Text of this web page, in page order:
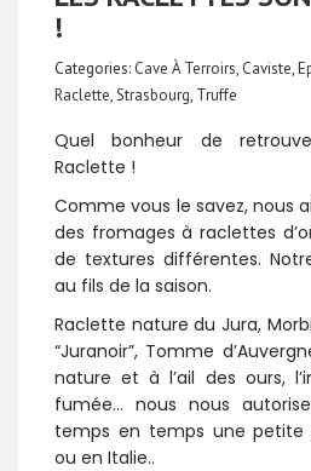
!
Categories: Cave À Terroirs, Caviste,
Raclette,Strasbourg, Truffe
Quel bonheur de
Raclette !
Comme vous le savez, nous
des fromages à raclettes
de textures différentes.
au fils de la saison.
Raclette nature du Jura,
“Juranoir”, Tomme
nature et à l’ail des ours,
fumée… nous nous
temps en temps une petite
ou en Italie..